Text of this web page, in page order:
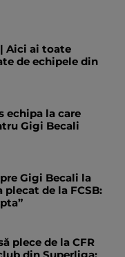
Aici ai toate
de echipele din
echipa la care
Gigi Becali
Gigi Becali la
de la FCSB:
plece de la CFR